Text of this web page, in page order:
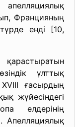
Францияның
енді [10,
үлттық
XVIII ғасырдың
жүйесіндегі
елдерінің
Апелляциялық